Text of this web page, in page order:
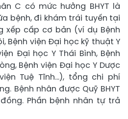
C có mức hưởng BHYT là
bệnh, đi khám trái tuyến tại
xếp cấp cơ bản (ví dụ Bệnh
Bệnh viện Đại học kỹ thuật Y
Đại học Y Thái Bình, Bệnh
Bệnh viện Đại học Y Dược
Tuệ Tĩnh...), tổng chi phí
Bệnh nhân được Quỹ BHYT
Phần bệnh nhân tự trả